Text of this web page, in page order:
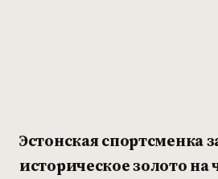
Эстонская спортсменка
историческое золото на